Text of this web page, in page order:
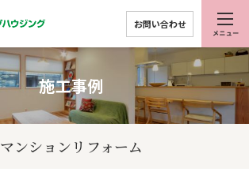
お問い合わせ
施工事例
マンションリフォーム